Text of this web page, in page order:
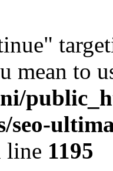
mean to
line 1195